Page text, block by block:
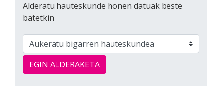
Alderatu hauteskunde honen datuak beste
batetkin
EGIN ALDERAKETA